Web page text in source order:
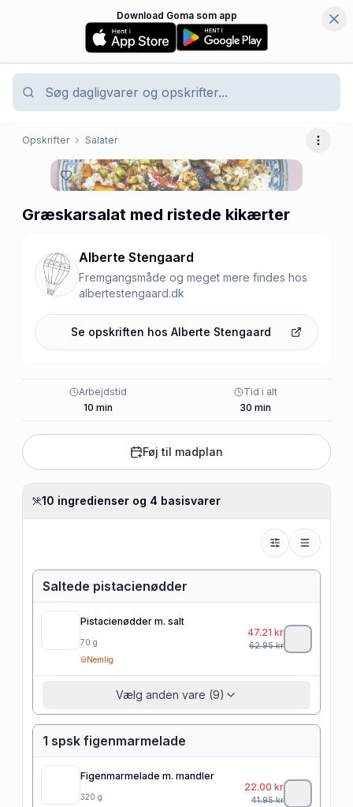
Download Goma som app
Opskrifter Salater Flere
Græskarsalat med ristede kikærter
Alberte Stengaard
Fremgangsmåde og meget mere findes hos
albertestengaard.dk
Se opskriften hos Alberte Stengaard
Arbejdstid
10 min
Tid i alt
30 min
Føj til madplan
10 ingredienser og 4 basisvarer
Saltede pistacienødder
Pistacienødder m. salt
70 g
Nemlig
47.21 kr
62.95kr
Vælg anden vare (9)
1 spsk figenmarmelade
Figenmarmelade m. mandler
320 g
22.00 kr
41.95kr